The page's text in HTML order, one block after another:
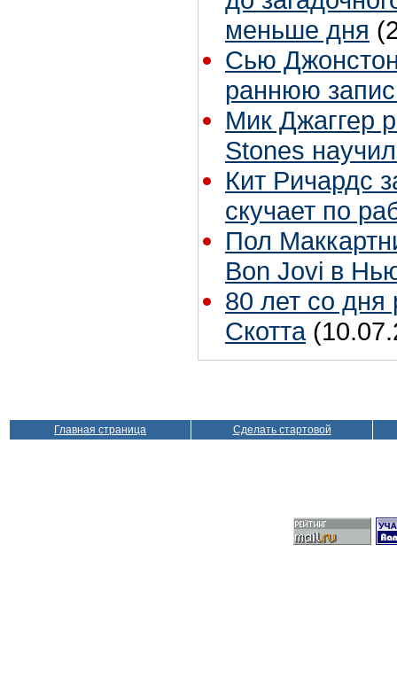
меньше дня
Сью
раннюю
Мик Джаггер
Stones
Кит Ричардс
скучает по
Пол
Bon Jovi в
80 лет со
Скотта
Главная страница Сделать стартовой